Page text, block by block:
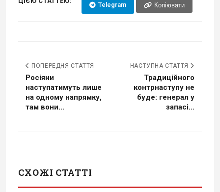
Telegram Копіювати
ПОПЕРЕДНЯ СТАТТЯ
Росіяни
наступатимуть лише
на одному напрямку,
там вони...
НАСТУПНА СТАТТЯ
Традиційного
контрнаступу не
буде: генерал у
запасі...
СХОЖІ СТАТТІ